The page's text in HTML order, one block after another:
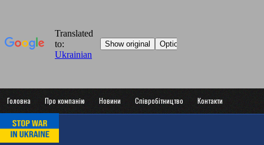
Головна Про компанію Новини Співробітництво Контакти